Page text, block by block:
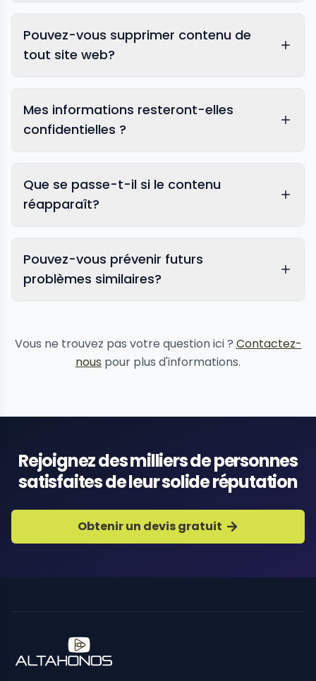
Pouvez-vous supprimer contenu de
tout site web?
Mes informations resteront-elles
confidentielles ?
Que se passe-t-il si le contenu
réapparaît?
Pouvez-vous prévenir futurs
problèmes similaires?
Vous ne trouvez pas votre question ici ? Contactez-
nous pour plus d'informations.
Rejoignez des milliers de personnes
satisfaites de leur solide réputation
Obtenir un devis gratuit